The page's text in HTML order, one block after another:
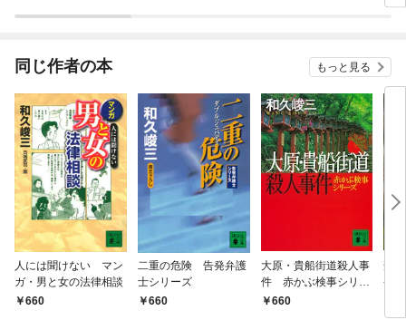
ぎ
同じ作者の本 もっと見る
人には聞けない マン
ガ・男と女の法律相談
660
二重の危険 告発弁護
士シリーズ
660
大原・貴船街道殺人事
件 赤かぶ検事シリー
ズ660
禁
発